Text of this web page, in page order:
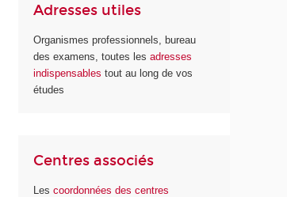
Adresses utiles
Organismes professionnels, bureau
des examens, toutes lesadresses
indispensables tout au long de vos
études
Centres associés
Lescoordonnées des centres